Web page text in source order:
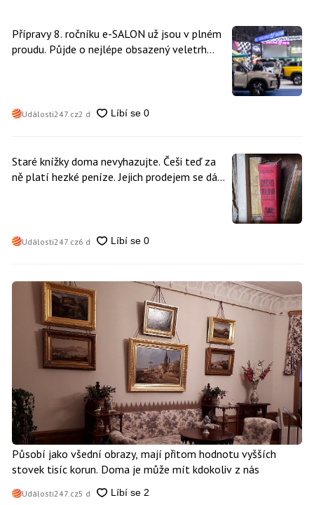
Přípravy 8. ročníku e-SALON už jsou v plném
proudu. Půjde o nejlépe obsazený veletrh
Události247.cz2 d
Staré knížky doma nevyhazujte. Češi teď za
ně platí hezké peníze. Jejich prodejem se dá
Události247.cz6 d
Působí jako všední obrazy, mají přitom hodnotu vyšších
stovek tisíc korun. Doma je může mít kdokoliv z nás
Události247.cz5 d